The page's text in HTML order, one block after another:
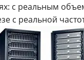
с реальным
с реальной